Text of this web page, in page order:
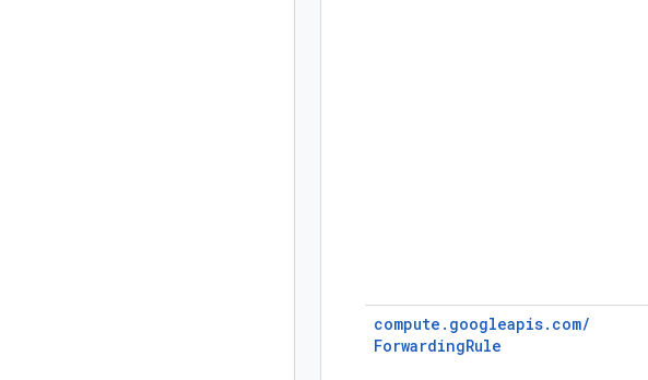
compute. googleapis. com/
ForwardingRule